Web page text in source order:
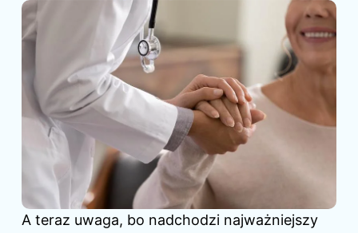
A teraz uwaga, bo nadchodzi najważniejszy